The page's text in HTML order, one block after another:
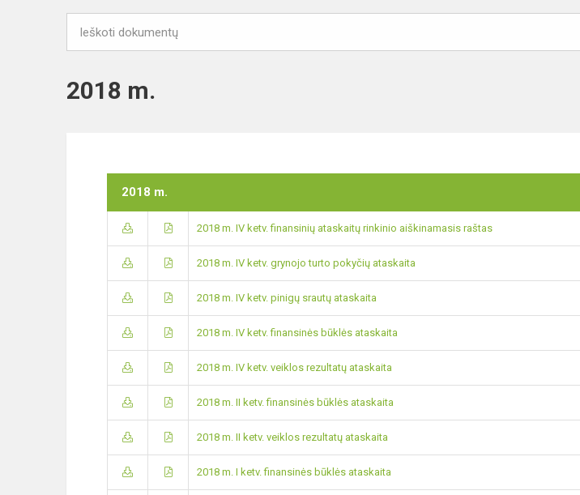
2018 m.
2018 m.
2018 m. IV ketv. finansinių ataskaitų rinkinio aiškinamasis raštas
2018 m. IV ketv. grynojo turto pokyčių ataskaita
2018 m. IV ketv. pinigų srautų ataskaita
2018 m. IV ketv. finansinės būklės ataskaita
2018 m. IV ketv. veiklos rezultatų ataskaita
2018 m. II ketv. finansinės būklės ataskaita
2018 m. II ketv. veiklos rezultatų ataskaita
2018 m. I ketv. finansinės būklės ataskaita